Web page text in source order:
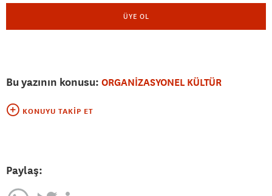
ÜYE OL
Bu yazının konusu: ORGANİZASYONEL KÜLTÜR
KONUYU TAKIP ET
Paylaş: